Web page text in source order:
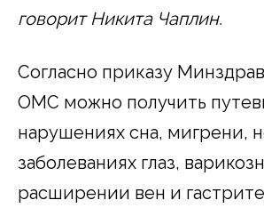
говорит Никита Чаплин.
Согласно приказу
ОМС можно получить
нарушениях сна, мигрени,
заболеваниях глаз,
расширении вен и